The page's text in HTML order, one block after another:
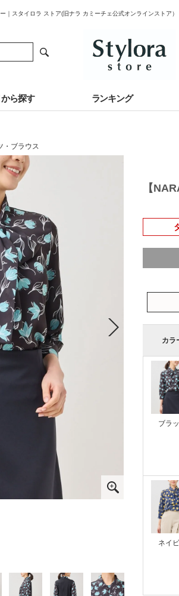
｜スタイロラ ストア(旧ナラ カミーチェ公式オンラインストア）
ら探す ランキング
・ブラウス
【
カラ
ブラ
ネイ